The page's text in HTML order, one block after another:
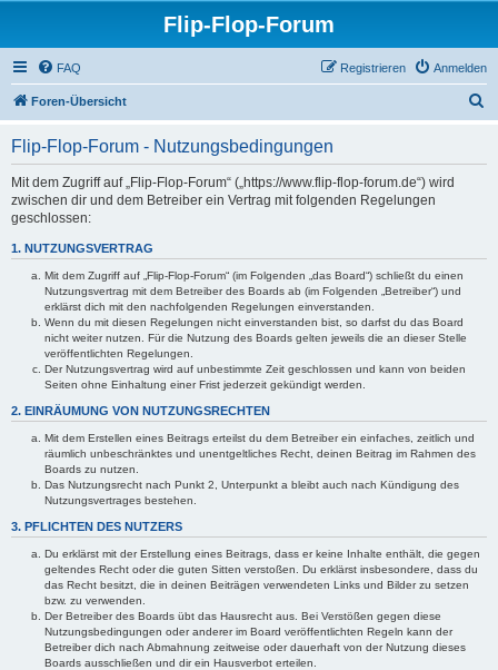
Flip-Flop-Forum
FAQ Anmelden
Registrieren
Foren-Übersicht
Flip-Flop-Forum - Nutzungsbedingungen
Mit dem Zugriff auf „Flip-Flop-Forum“ („https://www.flip-flop-forum.de“) wird
zwischen dir und dem Betreiber ein Vertrag mit folgenden Regelungen
geschlossen:
1. NUTZUNGSVERTRAG
Mit dem Zugriff auf „Flip-Flop-Forum“ (im Folgenden „das Board“) schließt du einen
Nutzungsvertrag mit dem Betreiber des Boards ab (im Folgenden „Betreiber“) und
erklärst dich mit den nachfolgenden Regelungen einverstanden.
Wenn du mit diesen Regelungen nicht einverstanden bist, so darfst du das Board
nicht weiter nutzen. Für die Nutzung des Boards gelten jeweils die an dieser Stelle
veröffentlichten Regelungen.
Der Nutzungsvertrag wird auf unbestimmte Zeit geschlossen und kann von beiden
Seiten ohne Einhaltung einer Frist jederzeit gekündigt werden.
2. EINRÄUMUNG VON NUTZUNGSRECHTEN
Mit dem Erstellen eines Beitrags erteilst du dem Betreiber ein einfaches, zeitlich und
räumlich unbeschränktes und unentgeltliches Recht, deinen Beitrag im Rahmen des
Boards zu nutzen.
Das Nutzungsrecht nach Punkt 2, Unterpunkt a bleibt auch nach Kündigung des
Nutzungsvertrages bestehen.
3. PFLICHTEN DES NUTZERS
Du erklärst mit der Erstellung eines Beitrags, dass er keine Inhalte enthält, die gegen
geltendes Recht oder die guten Sitten verstoßen. Du erklärst insbesondere, dass du
das Recht besitzt, die in deinen Beiträgen verwendeten Links und Bilder zu setzen
bzw. zu verwenden.
Der Betreiber des Boards übt das Hausrecht aus. Bei Verstößen gegen diese
Nutzungsbedingungen oder anderer im Board veröffentlichten Regeln kann der
Betreiber dich nach Abmahnung zeitweise oder dauerhaft von der Nutzung dieses
Boards ausschließen und dir ein Hausverbot erteilen.